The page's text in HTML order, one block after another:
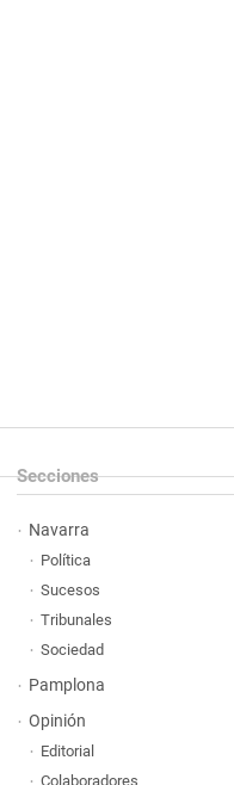
Secciones
Navarra
Política
Sucesos
Tribunales
Sociedad
Pamplona
Opinión
Editorial
Colaboradores